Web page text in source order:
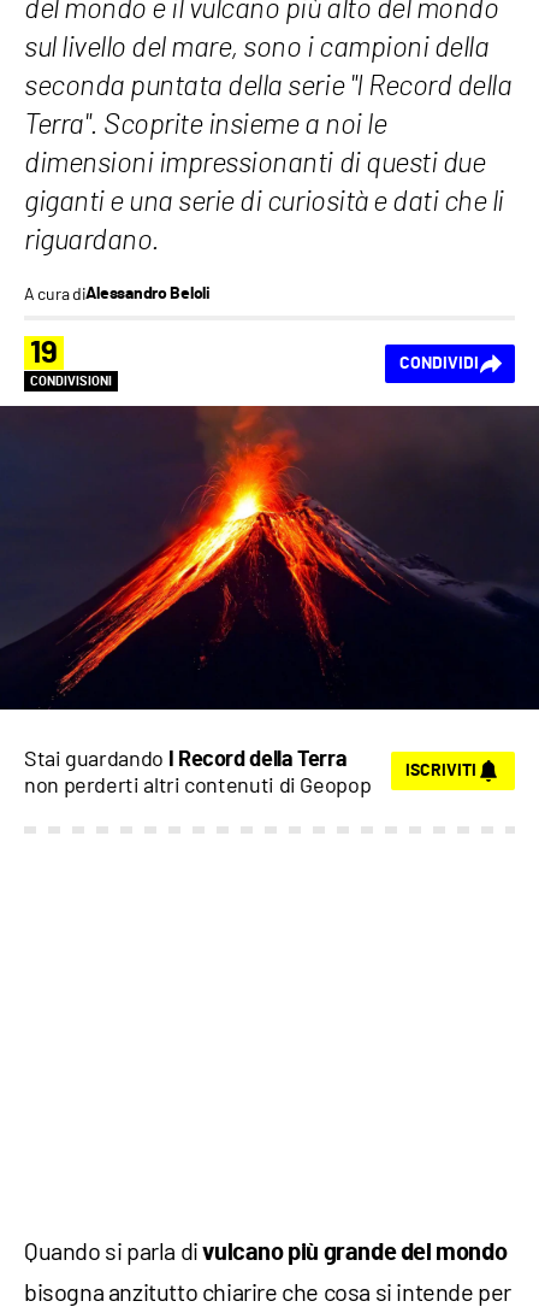
del mondo e il vulcano più alto del mondo
sul livello del mare, sono i campioni della
seconda puntata della serie "I Record della
Terra". Scoprite insieme a noi le
dimensioni impressionanti di questi due
giganti e una serie di curiosità e dati che li
riguardano.
A cura diAlessandro Beloli
19
CONDIVISIONI
CONDIVIDI
Stai guardando I Record della Terra
non perderti altri contenuti di Geopop ISCRIVITI
Quando si parla divulcano più grande del mondo
bisogna anzitutto chiarire che cosa si intende per